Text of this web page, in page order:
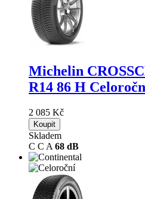
Michelin
R14 86 H
2 085 Kč
Koupit
Skladem
C C A 68 dB